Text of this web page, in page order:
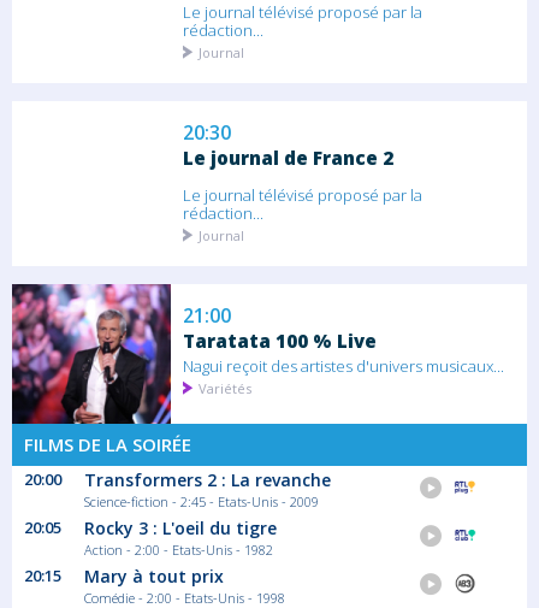
Le journal télévisé proposé par la
rédaction...
Journal
20:30
Le journal de France 2
Le journal télévisé proposé par la
rédaction...
Journal
21:00
Taratata 100 % Live
Nagui reçoit des artistes d'univers musicaux...
Variétés
23:15
L'actu news
Journal
FILMS DE LA SOIRÉE
20:00 Transformers 2 : La revanche
Science-fiction - 2:45 - Etats-Unis - 2009
20:05 Rocky 3 : L'oeil du tigre
Action - 2:00 - Etats-Unis - 1982
20:15 Mary à tout prix
Comédie - 2:00 - Etats-Unis - 1998